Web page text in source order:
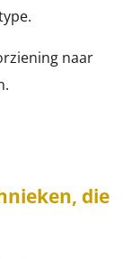
naar
die